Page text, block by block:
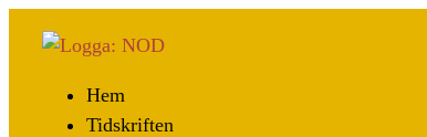
Hem
Tidskriften